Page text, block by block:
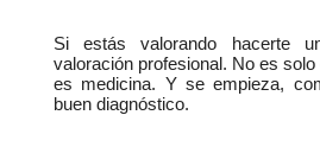
Si estás valorando hacerte
valoración profesional. No es
es medicina. Y se empieza,
buen diagnóstico.